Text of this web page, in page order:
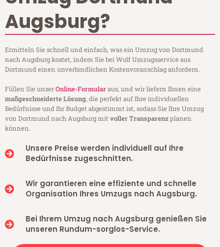
Augsburg?
Ermitteln Sie schnell und einfach, was ein Umzug von Dortmund
nach Augsburg kostet, indem Sie bei Wolf Umzugsservice aus
Dortmund einen unverbindlichen Kostenvoranschlag anfordern.
Füllen Sie unserOnline-Formularaus, und wir liefern Ihnen eine
maßgeschneiderte Lösung, die perfekt auf Ihre individuellen
Bedürfnisse und Ihr Budget abgestimmt ist, sodass Sie Ihre Umzug
von Dortmund nach Augsburg mitvoller Transparenzplanen
können.
Unsere Preise werden individuell auf Ihre
Bedürfnisse zugeschnitten.
Wir garantieren eine effiziente und schnelle
Organisation Ihres Umzugs nach Augsburg.
Bei Ihrem Umzug nach Augsburg genießen Sie
unseren Rundum-sorglos-Service.